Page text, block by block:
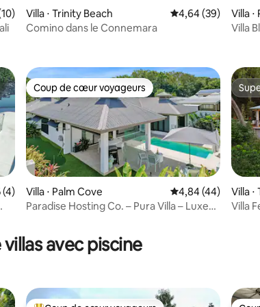
: 4,91 sur 5
moyenne sur la base de 10 commentaires : 4,9 sur
Villa ⋅ Trinity Beach Évaluation
4,64 (39)
Comino dans le Connemara
Villa
Villa
: 4,95 sur 5
moyenne sur la base de 4 commentaires : 5 sur
(4)
Coup de cœur voyageurs
Coup de cœur voyageurs
Villa ⋅ Palm Cove Évaluation
4,84 (44)
Paradise Hosting Co. – Pura Villa – Luxe
Villa
Villa
avec piscine